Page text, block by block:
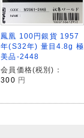
鳳凰 100円銀貨 1957
年(S32年) 量目4.8g 極
美品-2448
会員価格(税別)：
300 円